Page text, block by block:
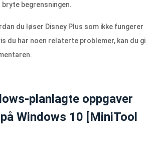
bryte begrensningen.
du løser Disney Plus som ikke fungerer
du har noen relaterte problemer, kan du gi
planlagte oppgaver
Windows 10 [MiniTool